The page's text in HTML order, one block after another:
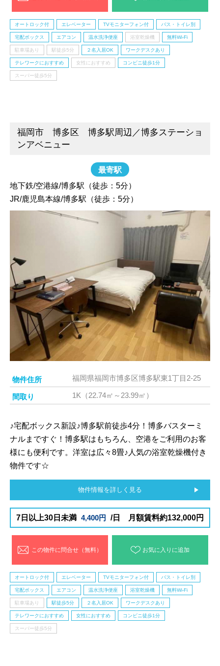
オートロック付 エレベーター TVモニターフォン付 バス・トイレ別
宅配ボックス エアコン 温水洗浄便座 浴室乾燥機 無料Wi-Fi
駐車場あり 駅徒歩5分 ２名入居OK ワークデスクあり
テレワークにおすすめ 女性におすすめ コンビニ徒歩1分
スーパー徒歩5分
福岡市 博多区 博多駅周辺／博多ステーショ
ンアベニュー
最寄駅
地下鉄/空港線/博多駅（徒歩：5分）
JR/鹿児島本線/博多駅（徒歩：5分）
物件住所 福岡県福岡市博多区博多駅東1丁目2-25
間取り 1K（22.74㎡～23.99㎡）
♪宅配ボックス新設♪博多駅前徒歩4分！博多バスターミ
ナルまですぐ！博多駅はもちろん、空港をご利用のお客
様にも便利です。洋室は広々8畳♪人気の浴室乾燥機付き
物件です☆
物件情報を詳しく見る
7日以上30日未満 4,400円 /日 月額賃料約132,000円
この物件に問合せ（無料） お気に入りに追加
オートロック付 エレベーター TVモニターフォン付 バス・トイレ別
宅配ボックス エアコン 温水洗浄便座 浴室乾燥機 無料Wi-Fi
駐車場あり 駅徒歩5分 ２名入居OK ワークデスクあり
テレワークにおすすめ 女性におすすめ コンビニ徒歩1分
スーパー徒歩5分